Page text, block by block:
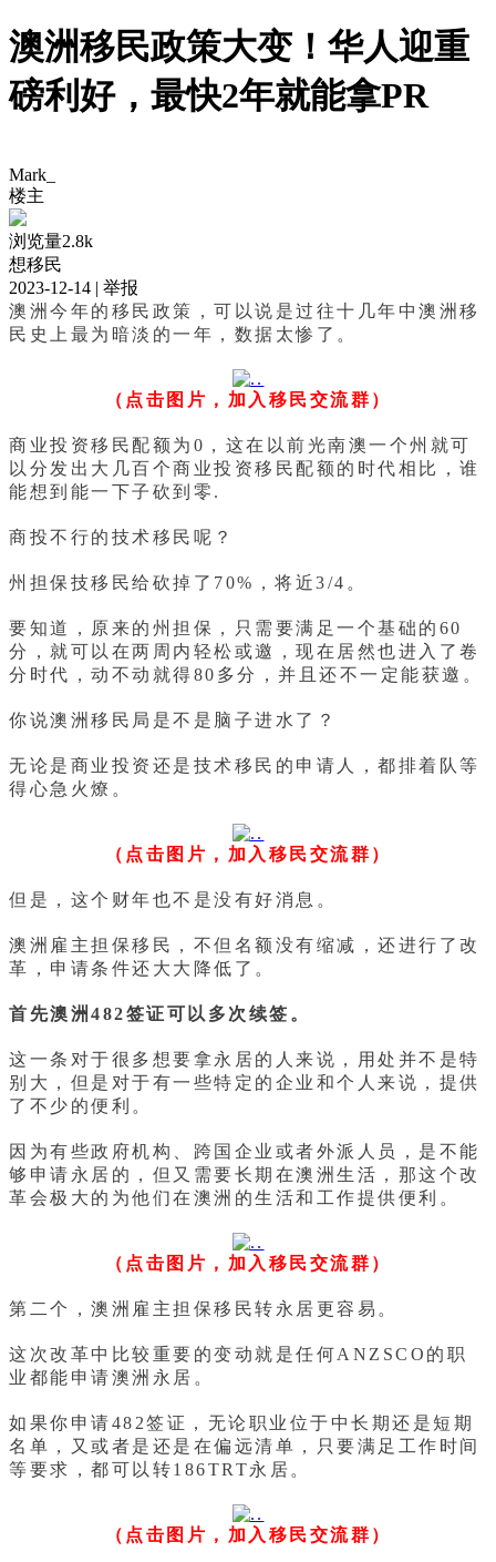
澳洲移民政策大变！华人迎重
磅利好，最快2年就能拿PR
Mark_
楼主
浏览量2.8k
想移民
2023-12-14 | 举报
澳洲今年的移民政策，可以说是过往十几年中澳洲移
民史上最为暗淡的一年，数据太惨了。
（点击图片，加入移民交流群）
商业投资移民配额为0，这在以前光南澳一个州就可
以分发出大几百个商业投资移民配额的时代相比，谁
能想到能一下子砍到零.
商投不行的技术移民呢？
州担保技移民给砍掉了70%，将近3/4。
要知道，原来的州担保，只需要满足一个基础的60
分，就可以在两周内轻松或邀，现在居然也进入了卷
分时代，动不动就得80多分，并且还不一定能获邀。
你说澳洲移民局是不是脑子进水了？
无论是商业投资还是技术移民的申请人，都排着队等
得心急火燎。
（点击图片，加入移民交流群）
但是，这个财年也不是没有好消息。
澳洲雇主担保移民，不但名额没有缩减，还进行了改
革，申请条件还大大降低了。
首先澳洲482签证可以多次续签。
这一条对于很多想要拿永居的人来说，用处并不是特
别大，但是对于有一些特定的企业和个人来说，提供
了不少的便利。
因为有些政府机构、跨国企业或者外派人员，是不能
够申请永居的，但又需要长期在澳洲生活，那这个改
革会极大的为他们在澳洲的生活和工作提供便利。
（点击图片，加入移民交流群）
第二个，澳洲雇主担保移民转永居更容易。
这次改革中比较重要的变动就是任何ANZSCO的职
业都能申请澳洲永居。
如果你申请482签证，无论职业位于中长期还是短期
名单，又或者是还是在偏远清单，只要满足工作时间
等要求，都可以转186TRT永居。
（点击图片，加入移民交流群）